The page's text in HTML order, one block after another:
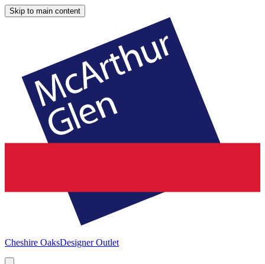
Skip to main content
Cheshire OaksDesigner Outlet